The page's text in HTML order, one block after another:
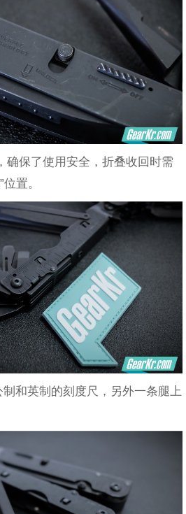
确保了使用安全，折叠收回时需
置。
和英制的刻度尺，另外一条腿上